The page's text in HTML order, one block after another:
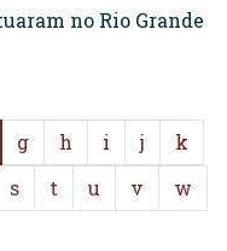
no Rio Grande
g h i j
k
s t u v
w